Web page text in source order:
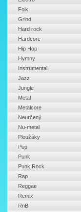
Folk
Grind
Hard rock
Hardcore
Hip Hop
Hymny
Instrumental
Jazz
Jungle
Metal
Metalcore
Neurčený
Nu-metal
Ploužáky
Pop
Punk
Punk Rock
Rap
Reggae
Remix
RnB